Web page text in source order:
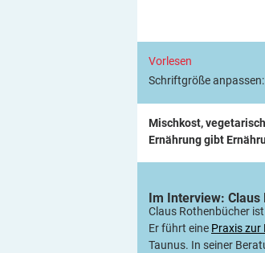
Vorlesen
Schriftgröße anpassen:
Mischkost,
Ernährung gibt
Im Interview: Claus
Claus Rothenbücher
Er führt eine Praxis zur
Taunus. In seiner